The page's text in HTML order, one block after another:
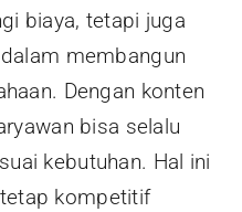
biaya, tetapi juga
membangun
Dengan konten
bisa selalu
kebutuhan. Hal ini
kompetitif